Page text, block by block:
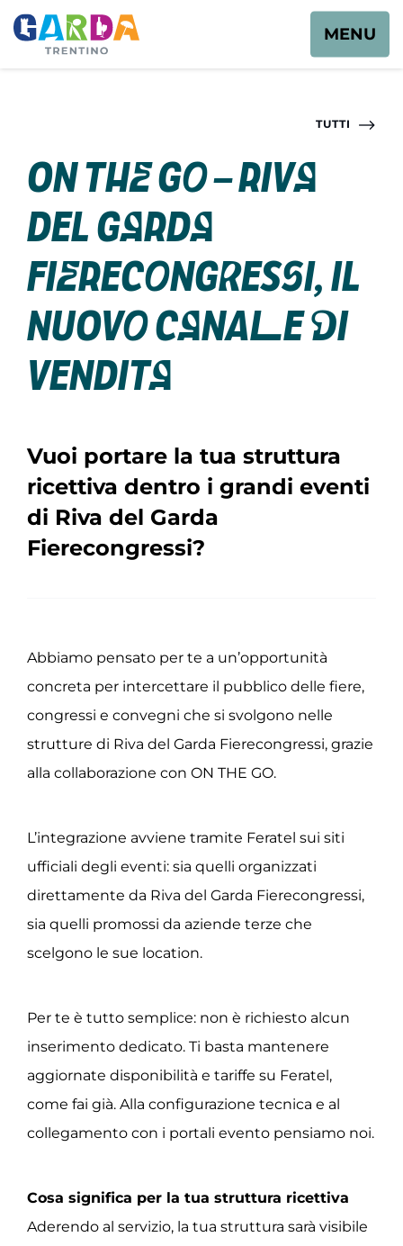
MENU
TUTTI
On the Go – Riva
del Garda
Fierecongressi, il
nuovo canale di
vendita
Vuoi portare la tua struttura
ricettiva dentro i grandi eventi
di Riva del Garda
Fierecongressi?
Abbiamo pensato per te a un’opportunità
concreta per intercettare il pubblico delle fiere,
congressi e convegni che si svolgono nelle
strutture di Riva del Garda Fierecongressi, grazie
alla collaborazione con ON THE GO.
L’integrazione avviene tramite Feratel sui siti
ufficiali degli eventi: sia quelli organizzati
direttamente da Riva del Garda Fierecongressi,
sia quelli promossi da aziende terze che
scelgono le sue location.
Per te è tutto semplice: non è richiesto alcun
inserimento dedicato. Ti basta mantenere
aggiornate disponibilità e tariffe su Feratel,
come fai già. Alla configurazione tecnica e al
collegamento con i portali evento pensiamo noi.
Cosa significa per la tua struttura ricettiva
Aderendo al servizio, la tua struttura sarà visibile